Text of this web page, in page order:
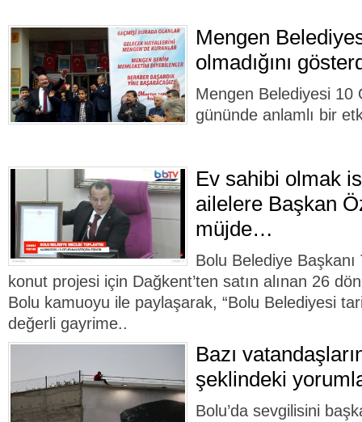
Mengen
olmadığını
Mengen Belediyesi 10
gününde anlamlı bir
Ev sahibi olmak
ailelere Başkan
müjde…
Bolu Belediye
konut projesi için Dağkent’ten satın alınan 26
Bolu kamuoyu ile paylaşarak, “Bolu Belediyesi
değerli gayrime..
Bazı
şeklindeki
Bolu’da sevgilisini